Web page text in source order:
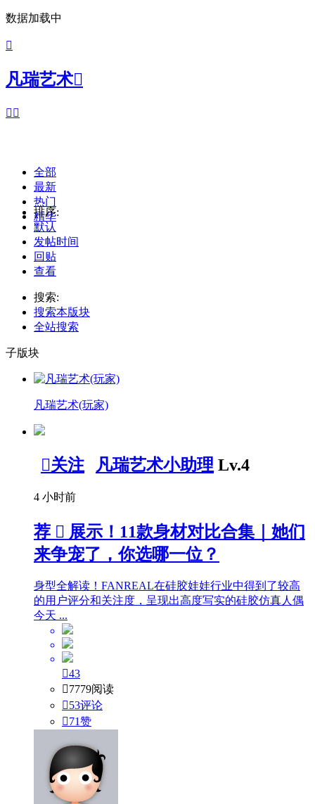
数据加载中

凡瑞艺术
 
全部
最新
热门
精华
排序:
默认
发帖时间
回贴
查看
搜索:
搜索本版块
全站搜索
子版块
凡瑞艺术(玩家)
关注 凡瑞艺术小助理 Lv.4
4 小时前
荐  展示！11款身材对比合集｜她们
来争宠了，你选哪一位？
身型全解读！FANREAL在硅胶娃娃行业中得到了较高
的用户评分和关注度，呈现出高度写实的硅胶仿真人偶
今天 ...
43
7779阅读
53评论
71赞